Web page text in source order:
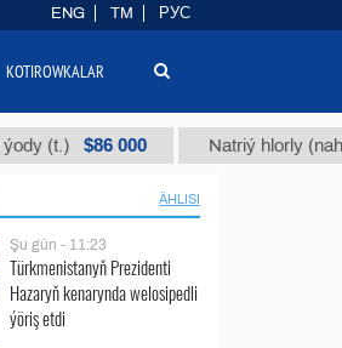
$86 000 Natriý hlorly (nahar
ÄHLISI
Şu gün - 11:23
Türkmenistanyň Prezidenti
Hazaryň kenarynda welosipedli
ýöriş etdi
ENG TM РУС
KOTIROWKALAR